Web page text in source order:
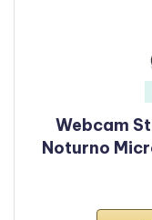
Webcam
Noturno